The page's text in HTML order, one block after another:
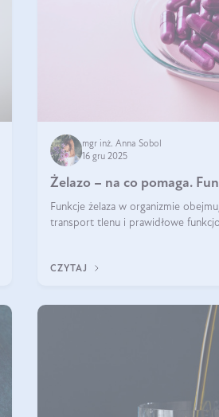
mgr inż. Anna Sobol
16 gru 2025
Żelazo – na co pomaga.
Funkcje żelaza w organizmie
transport tlenu i prawidłowe
etapie życia.
CZYTAJ